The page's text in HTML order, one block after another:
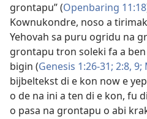
grontapu” (Openbaring 11:18
Kownukondre, noso a
Yehovah sa puru ogridu na
grontapu tron soleki fa a
bigin (Genesis 1:26-31; 2:8, 9;
bijbeltekst di e kon now e
o de na ini a ten di e kon, fu
o pasa na grontapu o abi